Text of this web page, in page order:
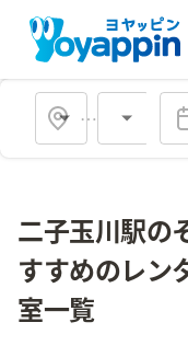
会場
二子玉川駅の
すすめのレン
室一覧